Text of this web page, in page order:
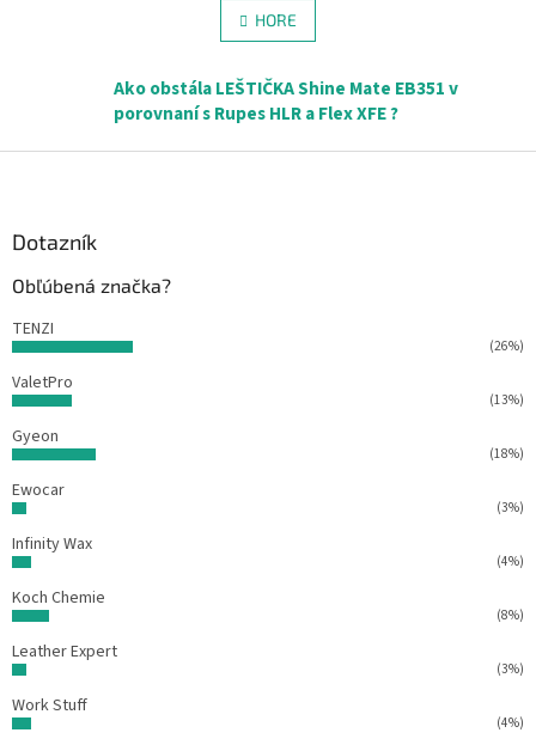
l
á
a
c
e
n
k
v
a
n
HORE
Ako obstála LEŠTIČKA Shine Mate EB351 v
porovnaní s Rupes HLR a Flex XFE ?
Dotazník
Obľúbená značka?
TENZI
(26%)
ValetPro
(13%)
Gyeon
(18%)
Ewocar
(3%)
Infinity Wax
(4%)
Koch Chemie
(8%)
Leather Expert
(3%)
Work Stuff
(4%)